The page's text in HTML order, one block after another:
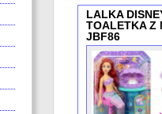
LALKA
TOALETKA Z
JBF86